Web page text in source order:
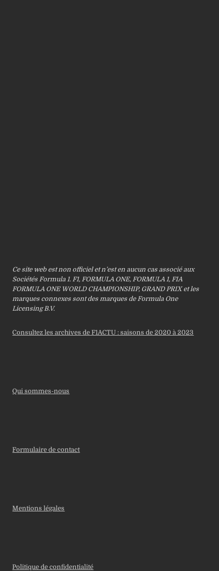
Ce site web est non officiel et n’est en aucun cas associé aux
Sociétés Formula 1. F1, FORMULA ONE, FORMULA 1, FIA
FORMULA ONE WORLD CHAMPIONSHIP, GRAND PRIX et les
marques connexes sont des marques de Formula One
Licensing B.V.
Consultez les archives de F1ACTU : saisons de 2020 à 2023
Qui sommes-nous
Formulaire de contact
Mentions légales
Politique de confidentialité